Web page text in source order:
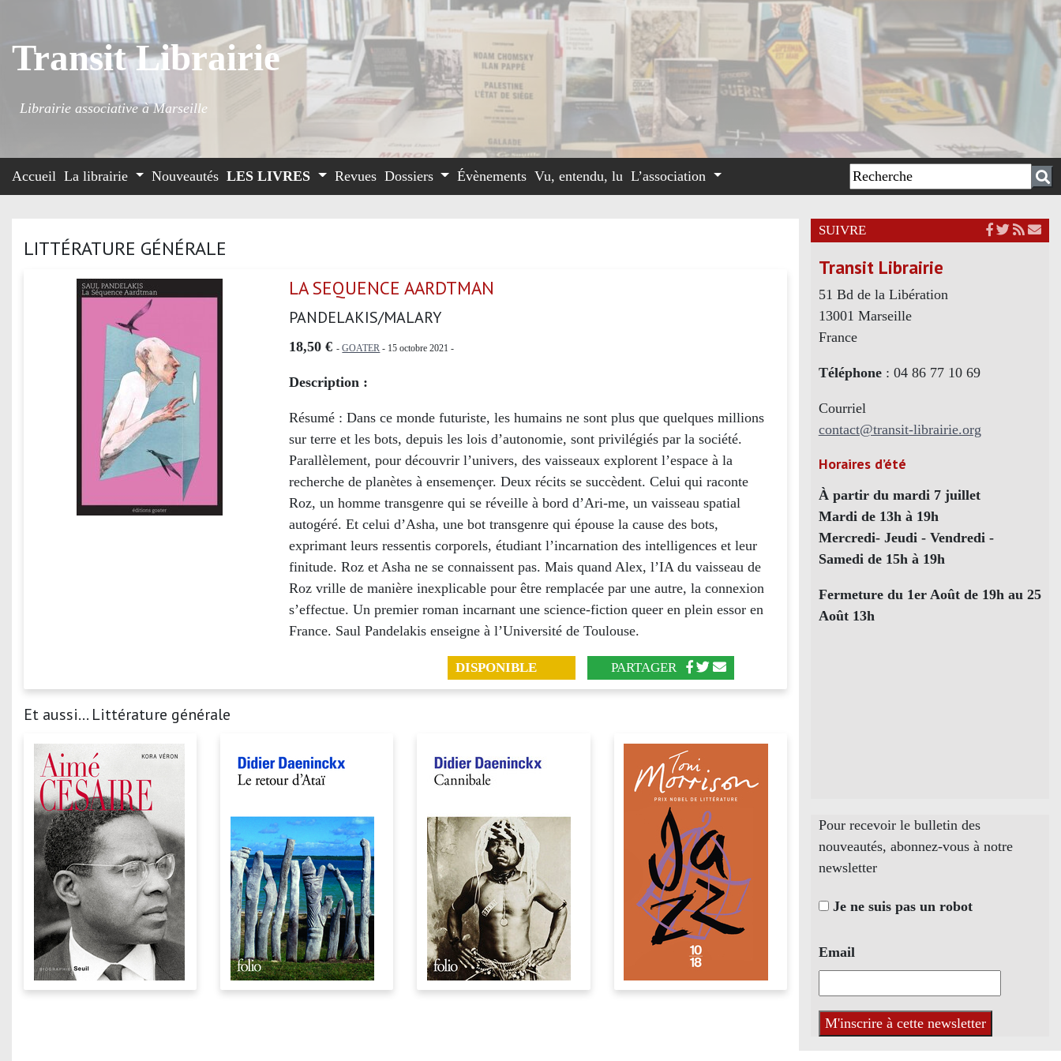
Transit Librairie
Librairie associative à Marseille
Accueil La librairie Nouveautés LES LIVRES Revues Dossiers Évènements Vu, entendu, lu L’association
LITTÉRATURE GÉNÉRALE
LA SEQUENCE AARDTMAN
PANDELAKIS/MALARY
18,50 € -GOATER - 15 octobre 2021 -
Description :
Résumé : Dans ce monde futuriste, les humains ne sont plus que quelques millions
sur terre et les bots, depuis les lois d’autonomie, sont privilégiés par la société.
Parallèlement, pour découvrir l’univers, des vaisseaux explorent l’espace à la
recherche de planètes à ensemençer. Deux récits se succèdent. Celui qui raconte
Roz, un homme transgenre qui se réveille à bord d’Ari-me, un vaisseau spatial
autogéré. Et celui d’Asha, une bot transgenre qui épouse la cause des bots,
exprimant leurs ressentis corporels, étudiant l’incarnation des intelligences et leur
finitude. Roz et Asha ne se connaissent pas. Mais quand Alex, l’IA du vaisseau de
Roz vrille de manière inexplicable pour être remplacée par une autre, la connexion
s’effectue. Un premier roman incarnant une science-fiction queer en plein essor en
France. Saul Pandelakis enseigne à l’Université de Toulouse.
DISPONIBLE PARTAGER
Et aussi... Littérature générale
SUIVRE
Transit Librairie
51 Bd de la Libération
13001 Marseille
France
Téléphone: 04 86 77 10 69
Courriel
contact@transit-librairie.org
Horaires d’été
À partir du mardi 7 juillet
Mardi de 13h à 19h
Mercredi- Jeudi - Vendredi -
Samedi de 15h à 19h
Fermeture du 1er Août de 19h au 25
Août 13h
Pour recevoir le bulletin des
nouveautés, abonnez-vous à notre
newsletter
Je ne suis pas un robot
Email